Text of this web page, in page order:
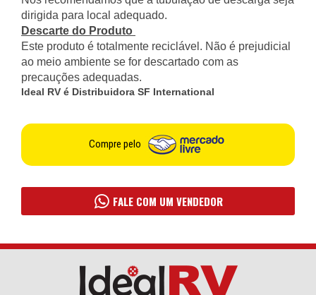
dirigida para local adequado.
Descarte do Produto
Este produto é totalmente reciclável. Não é prejudicial
ao meio ambiente se for descartado com as
precauções adequadas.
Ideal RV é Distribuidora SF International
Compre pelo
FALE COM UM VENDEDOR